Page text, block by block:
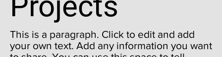
This is a paragraph. Click to edit and add
your own text. Add any information you want